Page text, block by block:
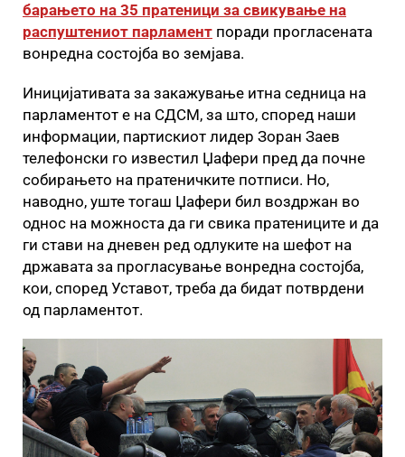
барањето на 35 пратеници за свикување на
распуштениот парламент поради прогласената
вонредна состојба во земјава.
Иницијативата за закажување итна седница на
парламентот е на СДСМ, за што, според наши
информации, партискиот лидер Зоран Заев
телефонски го известил Џафери пред да почне
собирањето на пратеничките потписи. Но,
наводно, уште тогаш Џафери бил воздржан во
однос на можноста да ги свика пратениците и да
ги стави на дневен ред одлуките на шефот на
државата за прогласување вонредна состојба,
кои, според Уставот, треба да бидат потврдени
од парламентот.